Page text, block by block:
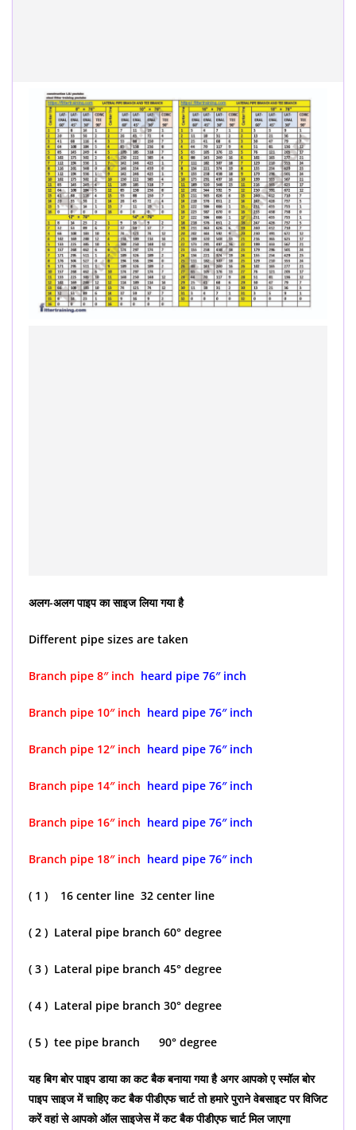
अलग-अलग पाइप का साइज लिया गया है
Different pipe sizes are taken
Branch pipe 8″ inch heard pipe 76″ inch
Branch pipe 10″ inch heard pipe 76″ inch
Branch pipe 12″ inch heard pipe 76″ inch
Branch pipe 14″ inch heard pipe 76″ inch
Branch pipe 16″ inch heard pipe 76″ inch
Branch pipe 18″ inch heard pipe 76″ inch
( 1 ) 16 center line 32 center line
( 2 ) Lateral pipe branch 60° degree
( 3 ) Lateral pipe branch 45° degree
( 4 ) Lateral pipe branch 30° degree
( 5 ) tee pipe branch 90° degree
यह बिग बोर पाइप डाया का कट बैक बनाया गया है अगर आपको ए स्मॉल बोर
पाइप साइज में चाहिए कट बैक पीडीएफ चार्ट तो हमारे पुराने वेबसाइट पर विजिट
करें वहां से आपको ऑल साइजेस में कट बैक पीडीएफ चार्ट मिल जाएगा